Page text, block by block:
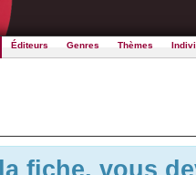
Éditeurs Genres Thèmes
fiche, vous